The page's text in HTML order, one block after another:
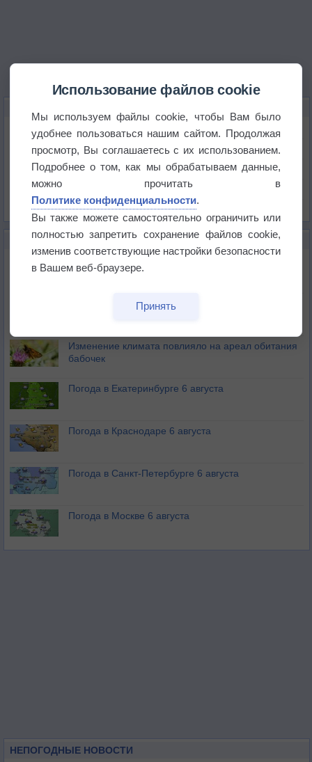
Температура
Давление
Осадки
Облачность
Список всех карт
НОВОЕ О ПОГОДЕ
Атмосфера начала замерзать
В Приморье обнаружены морские волны тепла
Изменение климата повлияло на ареал обитания
бабочек
Погода в Екатеринбурге 6 августа
Погода в Краснодаре 6 августа
Погода в Санкт-Петербурге 6 августа
Погода в Москве 6 августа
НЕПОГОДНЫЕ НОВОСТИ
Использование файлов cookie
Мы используем файлы cookie, чтобы Вам было
удобнее пользоваться нашим сайтом. Продолжая
просмотр, Вы соглашаетесь с их использованием.
Подробнее о том, как мы обрабатываем данные,
можно прочитать в
Политике конфиденциальности.
Вы также можете самостоятельно ограничить или
полностью запретить сохранение файлов cookie,
изменив соответствующие настройки безопасности
в Вашем веб-браузере.
Принять